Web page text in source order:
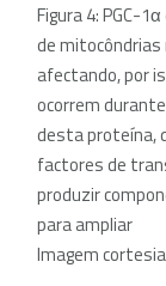
Figura 4: PGC-
de
afectando, por
ocorrem
desta proteína,
factores de
produzir
para ampliar
Imagem